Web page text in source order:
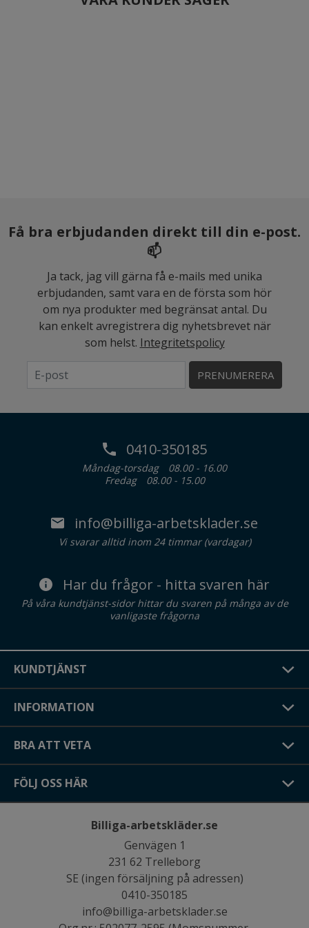
Få bra erbjudanden direkt till din e-post.
📫
Ja tack, jag vill gärna få e-mails med unika
erbjudanden, samt vara en de första som hör
om nya produkter med begränsat antal. Du
kan enkelt avregistrera dig nyhetsbrevet när
som helst. Integritetspolicy
PRENUMERERA
0410-350185
Måndag-torsdag
08.00 - 16.00
Fredag
08.00 - 15.00
info@billiga-arbetsklader.se
Vi svarar alltid inom 24 timmar (vardagar)
Har du frågor - hitta svaren här
På våra kundtjänst-sidor hittar du svaren på många av de
vanligaste frågorna
KUNDTJÄNST
INFORMATION
BRA ATT VETA
FÖLJ OSS HÄR
Billiga-arbetskläder.se
Genvägen 1
231 62 Trelleborg
SE (ingen försäljning på adressen)
0410-350185
info@billiga-arbetsklader.se